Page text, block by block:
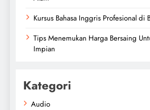
Kursus Bahasa Inggris Profesional di
Tips Menemukan Harga Bersaing
Impian
Kategori
Audio